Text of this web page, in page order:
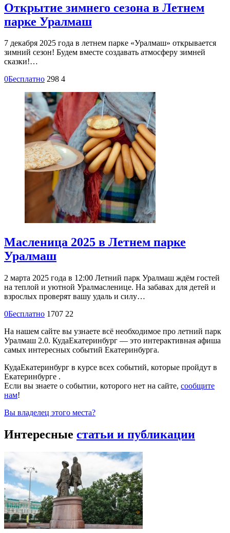
Открытие зимнего сезона в Летнем
парке Уралмаш
7 декабря 2025 года в летнем парке «Уралмаш» открывается
зимний сезон! Будем вместе создавать атмосферу зимней
сказки!…
0Бесплатно 298 4
Масленица 2025 в Летнем парке
Уралмаш
2 марта 2025 года в 12:00 Летний парк Уралмаш ждём гостей
на теплой и уютной Уралмасленице. На забавах для детей и
взрослых проверят вашу удаль и силу…
0Бесплатно 1707 22
На нашем сайте вы узнаете всё необходимое про летний парк
Уралмаш 2.0. КудаЕкатеринбург — это интерактивная афиша
самых интересных событий Екатеринбурга.
КудаЕкатеринбург в курсе всех событий, которые пройдут в
Екатеринбурге .
Если вы знаете о событии, которого нет на сайте, сообщите
нам!
Вы владелец этого места?
Интересные статьи и публикации